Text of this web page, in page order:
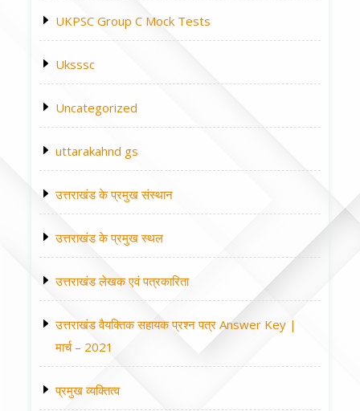
UKPSC Group C Mock Tests
Uksssc
Uncategorized
uttarakahnd gs
उत्तराखंड के प्रमुख संस्थान
उत्तराखंड के प्रमुख स्थल
उत्तराखंड लेखक एवं पत्रकारिता
उत्तराखंड वैयक्तिक सहायक प्रश्न पत्र Answer Key |
मार्च – 2021
प्रमुख व्यक्तित्व